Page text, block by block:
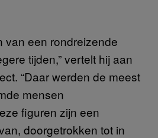
van een rondreizende
tijden,” vertelt hij aan
“Daar werden de meest
mensen
figuren zijn een
doorgetrokken tot in